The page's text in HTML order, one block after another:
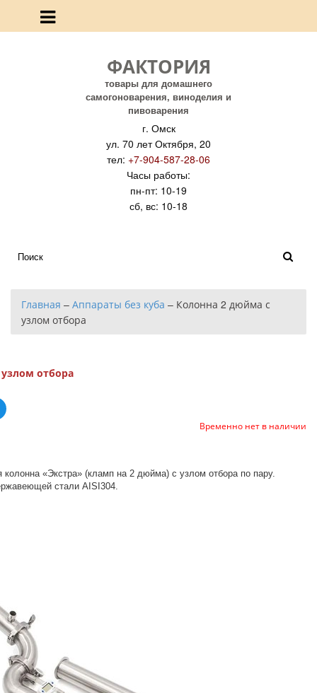
ФАКТОРИЯ
товары для домашнего
самогоноварения, виноделия и
пивоварения
г. Омск
ул. 70 лет Октября, 20
тел: +7-904-587-28-06
Часы работы:
пн-пт: 10-19
сб, вс: 10-18
Главная – Аппараты без куба – Колонна 2 дюйма с
узлом отбора
отбора
Временно нет в наличии
колонна «Экстра» (кламп на 2 дюйма) с узлом отбора по пару.
стали AISI304.